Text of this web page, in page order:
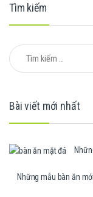
Tìm kiếm
Tìm kiếm cho:
Bài viết mới nhất
Những mẫu bàn ăn